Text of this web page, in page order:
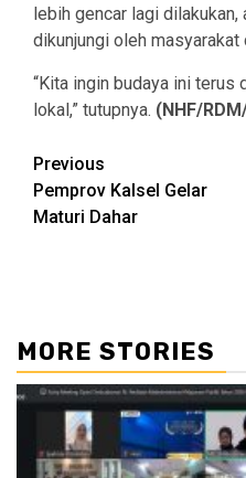
lebih gencar lagi
dikunjungi oleh masyarakat
“Kita ingin budaya ini
lokal,” tutupnya. (NHF/
Continue
Reading
Previous
Pemprov Kalsel Gelar
Maturi Dahar
MORE STORIES